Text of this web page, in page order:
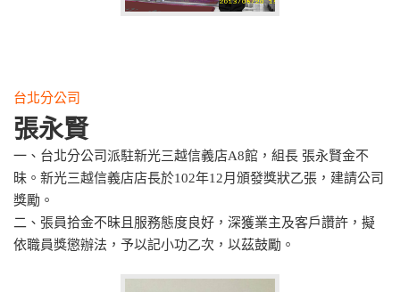
台北分公司
張永賢
一、台北分公司派駐新光三越信義店A8館，組長 張永賢金不
昧。新光三越信義店店長於102年12月頒發獎狀乙張，建請公司
獎勵。
二、張員拾金不昧且服務態度良好，深獲業主及客戶讚許，擬
依職員獎懲辦法，予以記小功乙次，以茲鼓勵。